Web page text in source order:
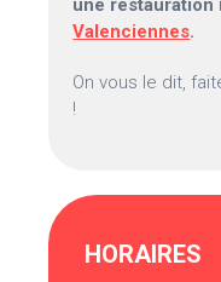
une restauration
Valenciennes.
On vous le dit,
!
HORAIRES